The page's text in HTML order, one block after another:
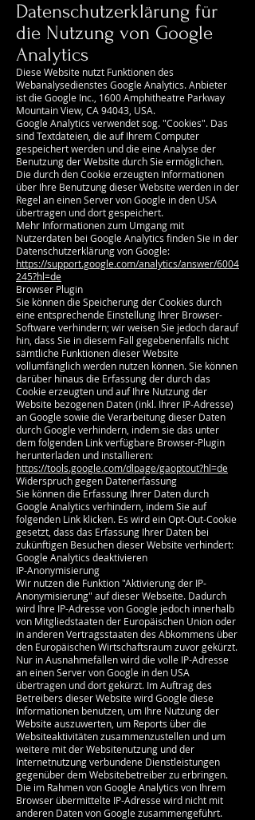
Datenschutzerklärung für
die Nutzung von Google
Analytics
Diese Website nutzt Funktionen des
Webanalysedienstes Google Analytics. Anbieter
ist die Google Inc., 1600 Amphitheatre Parkway
Mountain View, CA 94043, USA.
Google Analytics verwendet sog. "Cookies". Das
sind Textdateien, die auf Ihrem Computer
gespeichert werden und die eine Analyse der
Benutzung der Website durch Sie ermöglichen.
Die durch den Cookie erzeugten Informationen
über Ihre Benutzung dieser Website werden in der
Regel an einen Server von Google in den USA
übertragen und dort gespeichert.
Mehr Informationen zum Umgang mit
Nutzerdaten bei Google Analytics finden Sie in der
Datenschutzerklärung von Google:
https://support.google.com/analytics/answer/6004
245?hl=de
Browser Plugin
Sie können die Speicherung der Cookies durch
eine entsprechende Einstellung Ihrer Browser-
Software verhindern; wir weisen Sie jedoch darauf
hin, dass Sie in diesem Fall gegebenenfalls nicht
sämtliche Funktionen dieser Website
vollumfänglich werden nutzen können. Sie können
darüber hinaus die Erfassung der durch das
Cookie erzeugten und auf Ihre Nutzung der
Website bezogenen Daten (inkl. Ihrer IP-Adresse)
an Google sowie die Verarbeitung dieser Daten
durch Google verhindern, indem sie das unter
dem folgenden Link verfügbare Browser-Plugin
herunterladen und installieren:
https://tools.google.com/dlpage/gaoptout?hl=de
Widerspruch gegen Datenerfassung
Sie können die Erfassung Ihrer Daten durch
Google Analytics verhindern, indem Sie auf
folgenden Link klicken. Es wird ein Opt-Out-Cookie
gesetzt, dass das Erfassung Ihrer Daten bei
zukünftigen Besuchen dieser Website verhindert:
Google Analytics deaktivieren
IP-Anonymisierung
Wir nutzen die Funktion "Aktivierung der IP-
Anonymisierung" auf dieser Webseite. Dadurch
wird Ihre IP-Adresse von Google jedoch innerhalb
von Mitgliedstaaten der Europäischen Union oder
in anderen Vertragsstaaten des Abkommens über
den Europäischen Wirtschaftsraum zuvor gekürzt.
Nur in Ausnahmefällen wird die volle IP-Adresse
an einen Server von Google in den USA
übertragen und dort gekürzt. Im Auftrag des
Betreibers dieser Website wird Google diese
Informationen benutzen, um Ihre Nutzung der
Website auszuwerten, um Reports über die
Websiteaktivitäten zusammenzustellen und um
weitere mit der Websitenutzung und der
Internetnutzung verbundene Dienstleistungen
gegenüber dem Websitebetreiber zu erbringen.
Die im Rahmen von Google Analytics von Ihrem
Browser übermittelte IP-Adresse wird nicht mit
anderen Daten von Google zusammengeführt.